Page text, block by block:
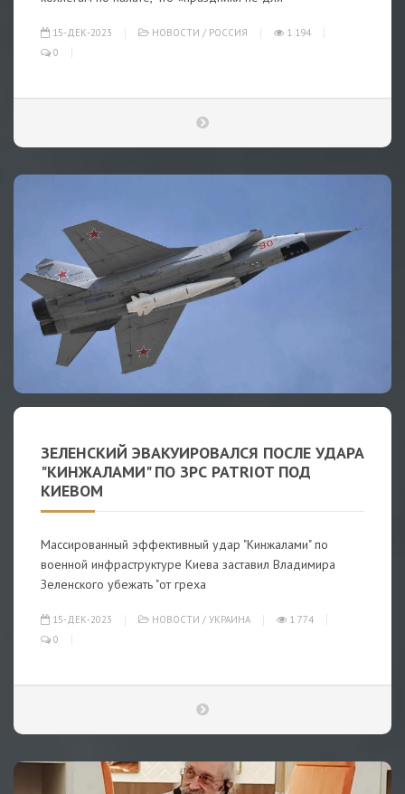
15-ДЕК-2023 НОВОСТИ / РОССИЯ
1 194
0
ЗЕЛЕНСКИЙ ЭВАКУИРОВАЛСЯ ПОСЛЕ УДАРА
"КИНЖАЛАМИ" ПО ЗРС PATRIOT ПОД
КИЕВОМ
Массированный эффективный удар "Кинжалами" по
военной инфраструктуре Киева заставил Владимира
Зеленского убежать "от греха
15-ДЕК-2023 НОВОСТИ / УКРАИНА
1 774
0